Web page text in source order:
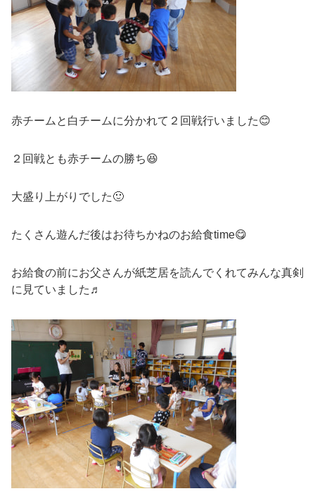
赤チームと白チームに分かれて２回戦行いました😊
２回戦とも赤チームの勝ち😆
大盛り上がりでした🙂
たくさん遊んだ後はお待ちかねのお給食time😋
お給食の前にお父さんが紙芝居を読んでくれてみんな真剣
に見ていました♬